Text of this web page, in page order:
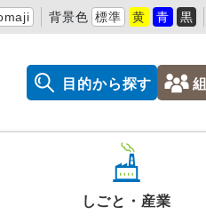
背景色 標準 黄 青 黒
目的から探す
しごと・産業